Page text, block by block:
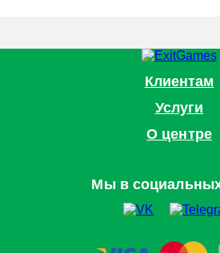
Клиентам
Услуги
О центре
Мы в